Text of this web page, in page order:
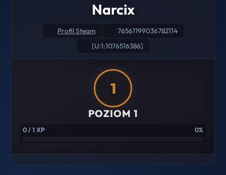
Narcix
Profil Steam
76561199036782114
[U:1:1076516386]
1
POZIOM 1
0 / 1 XP 0%